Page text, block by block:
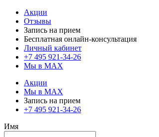
Акции
Отзывы
Запись на прием
Бесплатная онлайн-консультация
Личный кабинет
+7 495 921-34-26
Мы в MAX
Акции
Мы в MAX
Запись на прием
+7 495 921-34-26
Имя